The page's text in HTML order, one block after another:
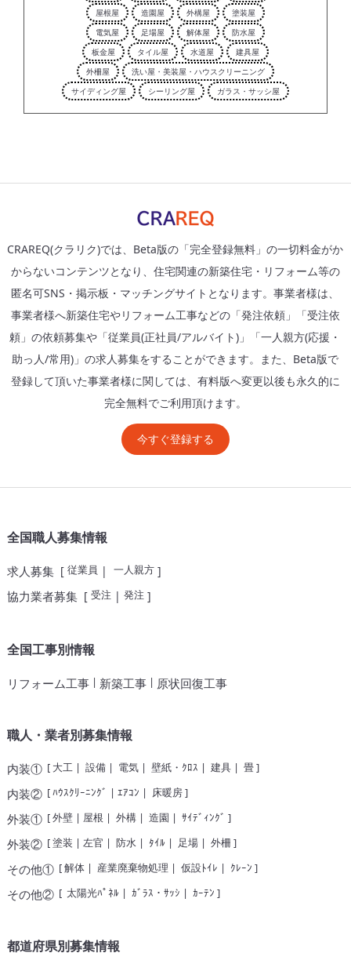
屋根屋
造園屋 外構屋
塗装屋
電気屋
足場屋 解体屋
防水屋
板金屋
タイル屋 水道屋
建具屋
外柵屋
洗い屋・美装屋・ハウスクリーニング
サイディング屋
シーリング屋 ガラス・サッシ屋
CRAREQ(クラリク)では、Beta版の「完全登録無料」の一切料金がか
からないコンテンツとなり、住宅関連の新築住宅・リフォーム等の
匿名可SNS・掲示板・マッチングサイトとなります。事業者様は、
事業者様へ新築住宅やリフォーム工事などの「発注依頼」「受注依
頼」の依頼募集や「従業員(正社員/アルバイト)」「一人親方(応援・
助っ人/常用)」の求人募集をすることができます。また、Beta版で
登録して頂いた事業者様に関しては、有料版へ変更以後も永久的に
完全無料でご利用頂けます。
今すぐ登録する
全国職人募集情報
求人募集[ 従業員| 一人親方]
協力業者募集[ 受注| 発注]
全国工事別情報
リフォーム工事| 新築工事| 原状回復工事
職人・業者別募集情報
内装①[ 大工| 設備| 電気| 壁紙・ｸﾛｽ | 建具| 畳]
内装②[ﾊｳｽｸﾘｰﾆﾝｸﾞ | ｴｱｺﾝ | 床暖房]
外装①[外壁| 屋根 | 外構| 造園 | ｻｲﾃﾞｨﾝｸﾞ ]
外装②[塗装 | 左官 | 防水| ﾀｲﾙ | 足場| 外柵 ]
その他①[解体| 産業廃棄物処理 | 仮設ﾄｲﾚ | ｸﾚｰﾝ ]
その他②[ 太陽光ﾊﾟﾈﾙ | ｶﾞﾗｽ・ｻｯｼ | ｶｰﾃﾝ ]
都道府県別募集情報